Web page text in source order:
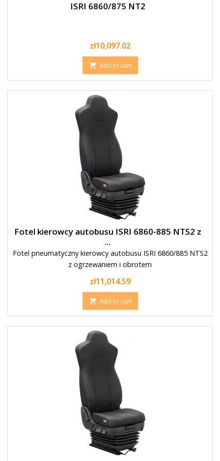
ISRI 6860/875 NT2
Price
zł10,097.02
 Add to cart
Fotel kierowcy autobusu ISRI 6860-885 NTS2 z
...
Fotel pneumatyczny kierowcy autobusu ISRI 6860/885 NTS2
z ogrzewaniem i obrotem
Price
zł11,014.59
 Add to cart